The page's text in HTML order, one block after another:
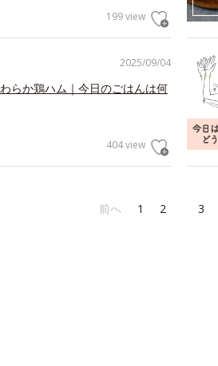
199 view
2025/09/04
らか鶏ハム｜今日のごはんは何
404 view
前へ 1 2 3